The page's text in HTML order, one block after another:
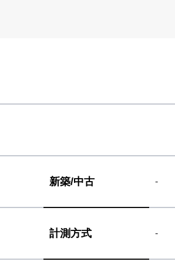
新築/中古 -
計測方式 -